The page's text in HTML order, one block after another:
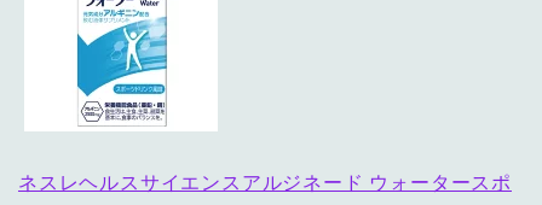
ネスレヘルスサイエンスアルジネード ウォータースポ